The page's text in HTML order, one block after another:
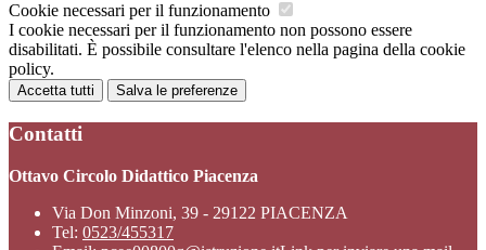
Cookie necessari per il funzionamento
I cookie necessari per il funzionamento non possono essere
disabilitati. È possibile consultare l'elenco nella pagina della cookie
policy.
Accetta tutti Salva le preferenze
Contatti
Ottavo Circolo Didattico Piacenza
Via Don Minzoni, 39 - 29122 PIACENZA
Tel: 0523/455317